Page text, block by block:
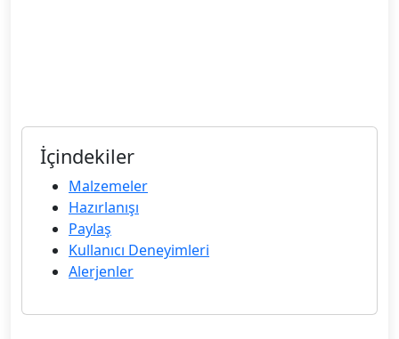
İçindekiler
Malzemeler
Hazırlanışı
Paylaş
Kullanıcı Deneyimleri
Alerjenler